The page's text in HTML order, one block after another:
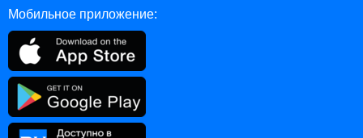
Мобильное приложение: